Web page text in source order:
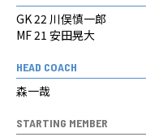
GK 22 川俣慎一郎
MF 21 安田晃大
HEAD COACH
森一哉
STARTING MEMBER